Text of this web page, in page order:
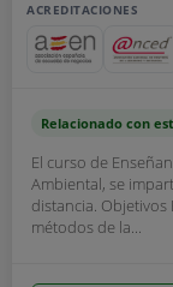
ACREDITACIONES
Relacionado con
El curso de
Ambiental, se
distancia. Objetivos
métodos de la...